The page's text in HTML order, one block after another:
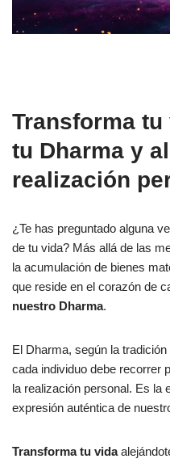
Transforma
tu Dharma y
realización
¿Te has preguntado alguna
de tu vida? Más allá de las
la acumulación de bienes
que reside en el corazón de
nuestro Dharma.
El Dharma, según la
cada individuo debe recorrer
la realización personal. Es la
expresión auténtica de
Transforma tu vida